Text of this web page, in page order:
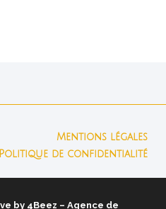
Mentions légales
Politique de confidentialité
by 4Beez – Agence de